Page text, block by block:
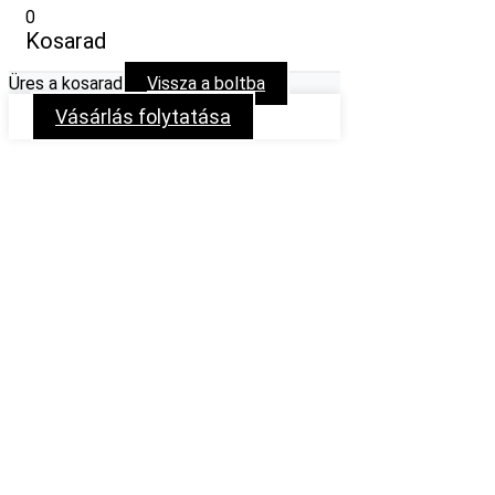
0
Kosarad
Üres a kosarad Vissza a boltba
Vásárlás folytatása